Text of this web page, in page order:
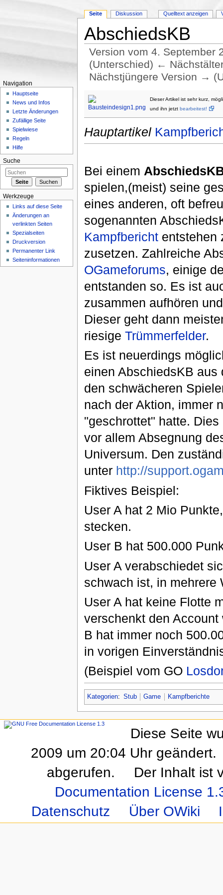
AbschiedsKB
Version vom 4. September
(Unterschied) ←
Nächstjüngere Version →
Dieser Artikel ist sehr kurz,
und ihn jetzt bearbeitest!
Hauptartikel
Bei einem
spielen,(meist) seine
eines anderen, oft
sogenannten
Kampfberichtentstehen
zusetzen. Zahlreiche
OGameforums, einige
entstanden so. Es ist
zusammen aufhören
Dieser geht dann
riesige Trümmerfelder.
Es ist neuerdings
einen AbschiedsKB
den schwächeren
nach der Aktion, immer
"geschrottet" hatte.
vor allem Absegnung
Universum. Den
unter http://
Fiktives Beispiel:
User A hat 2 Mio
stecken.
User B hat 500.000
User A verabschiedet
schwach ist, in mehrere
User A hat keine Flotte
verschenkt den
B hat immer noch
in vorigen
(Beispiel vom GO
Kategorien: Stub Game Kampfberichte
Seite Diskussion Quelltext anzeigen
Navigation
Hauptseite
News und Infos
Letzte Änderungen
Zufällige Seite
Spielwiese
Regeln
Hilfe
Suche
Werkzeuge
Links auf diese Seite
Änderungen an
verlinkten Seiten
Spezialseiten
Druckversion
Permanenter Link
Seiteninformationen
Diese Seite
2009 um 20:04 Uhr geändert.
abgerufen.
Der Inhalt ist
Documentation License
Datenschutz
Über OWiki